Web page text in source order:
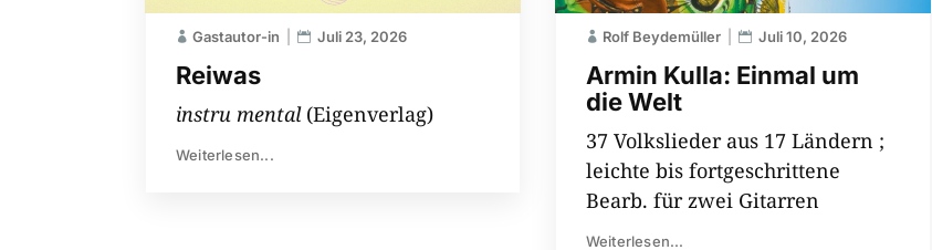
Reiwas
Gastautor-in Juli 23, 2026
instru mental(Eigenverlag)
Weiterlesen...
Armin Kulla: Einmal um
die Welt
Rolf Beydemüller Juli 10, 2026
37 Volkslieder aus 17 Ländern ;
leichte bis fortgeschrittene
Bearb. für zwei Gitarren
Weiterlesen...